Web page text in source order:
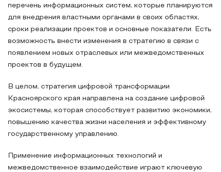
перечень информационных систем, которые планируются
для внедрения властными органами в своих областях,
сроки реализации проектов и основные показатели. Есть
возможность внести изменения в стратегию в связи с
появлением новых отраслевых или межведомственных
проектов в будущем.
В целом, стратегия цифровой трансформации
Красноярского края направлена на создание цифровой
экосистемы, которая способствует развитию экономики,
повышению качества жизни населения и эффективному
государственному управлению.
Применение информационных технологий и
межведомственное взаимодействие играют ключевую